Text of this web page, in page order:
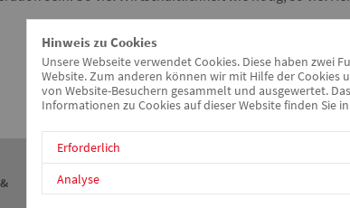
Senioren &
Pflege
Sucht
Hinweis zu Cookies
Unsere Webseite verwendet Cookies. Diese haben
Website. Zum anderen können wir mit Hilfe der Cookies
von Website-Besuchern gesammelt und ausgewertet.
Informationen zu Cookies auf dieser Website finden Sie
Erforderlich
Analyse